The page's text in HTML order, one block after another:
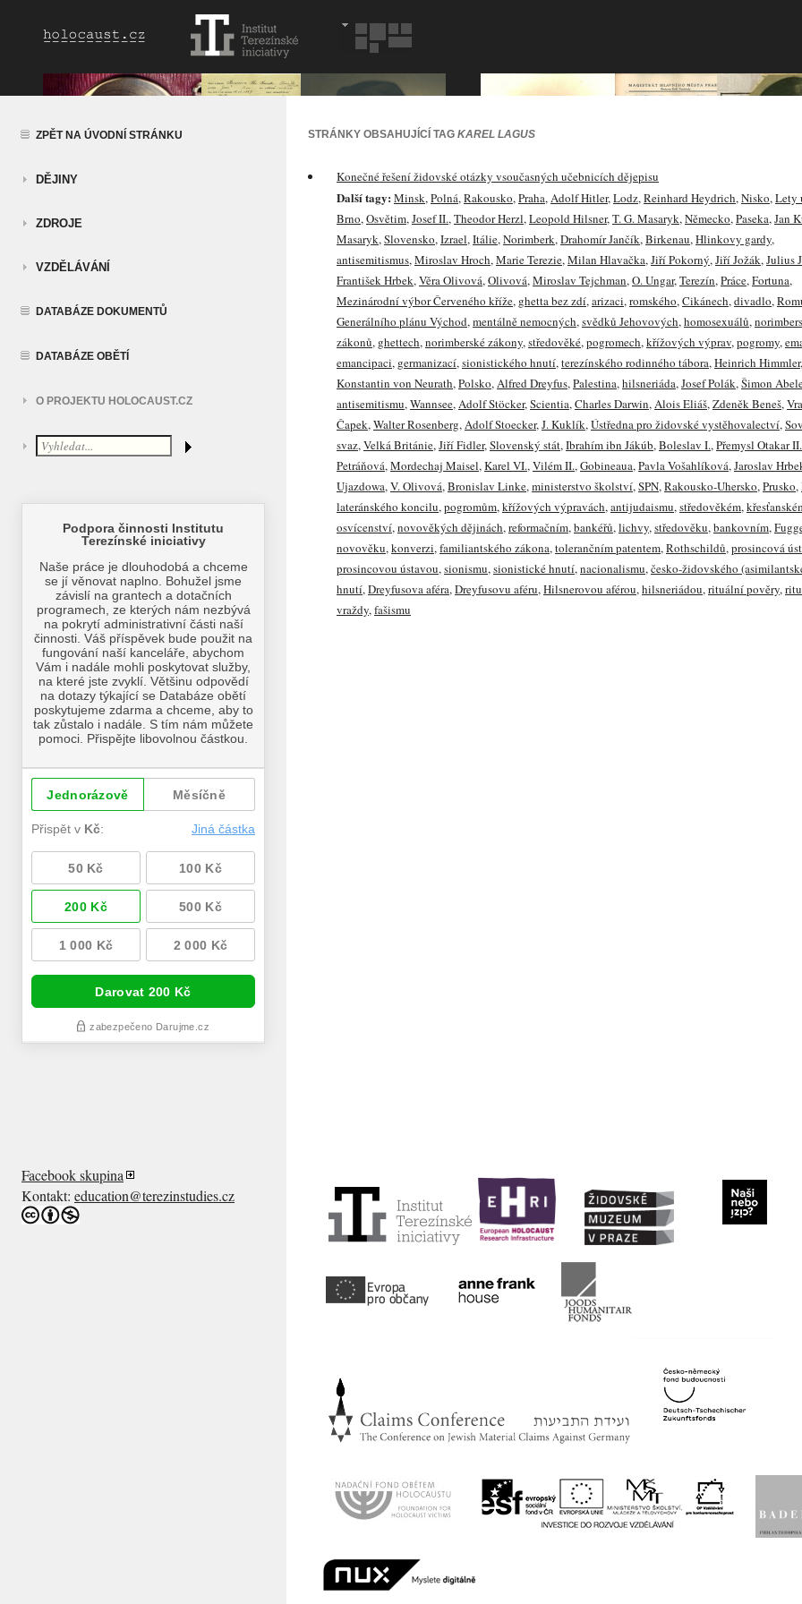
ZPĚT NA ÚVODNÍ STRÁNKU
DĚJINY
ZDROJE
VZDĚLÁVÁNÍ
DATABÁZE DOKUMENTŮ
DATABÁZE OBĚTÍ
O PROJEKTU HOLOCAUST.CZ
STRÁNKY OBSAHUJÍCÍ TAG KAREL LAGUS
Konečné řešení židovské otázky vsoučasných učebnicích dějepisu
Další tagy: Minsk,Polná,Rakousko,Praha,Adolf Hitler,Lodz,Reinhard Heydrich,Nisko,Lety
Brno,Osvětim,Josef II.,Theodor Herzl,Leopold Hilsner,T. G. Masaryk,Německo,Paseka,Jan
Masaryk,Slovensko,Izrael,Itálie,Norimberk,Drahomír Jančík,Birkenau,Hlinkovy gardy,
antisemitismus,Miroslav Hroch,Marie Terezie,Milan Hlavačka,Jiří Pokorný,Jiří Jožák,Julius
František Hrbek,Věra Olivová,Olivová,Miroslav Tejchman,O. Ungar,Terezín,Práce,Fortuna,
Mezinárodní výbor Červeného kříže, ghetta bez zdí,arizaci,romského,Cikánech,divadlo,
Generálního plánu Východ,mentálně nemocných,svědků Jehovových,homosexuálů,
zákonů, ghettech,norimberské zákony,středověké,pogromech,křížových výprav,pogromy,
emancipaci, germanizací,sionistického hnutí,terezínského rodinného tábora,Heinrich Himmler,
Konstantin von Neurath,Polsko,Alfred Dreyfus,Palestina,hilsneriáda,Josef Polák,Šimon
antisemitismu,Wannsee,Adolf Stöcker,Scientia,Charles Darwin,Alois Eliáš,Zdeněk Beneš,
Čapek,Walter Rosenberg,Adolf Stoecker,J. Kuklík,Ústředna pro židovské vystěhovalectví,
svaz,Velká Británie,Jiří Fidler,Slovenský stát,Ibrahím ibn Jákúb,Boleslav I.,Přemysl Otakar II.
Petráňová,Mordechaj Maisel,Karel VI.,Vilém II.,Gobineaua,Pavla Vošahlíková,Jaroslav
Ujazdowa,V. Olivová,Bronislav Linke,ministerstvo školství,SPN,Rakousko-Uhersko,Prusko,
lateránského koncilu,pogromům,křížových výpravách,antijudaismu,středověkém,
osvícenství,novověkých dějinách,reformačním,bankéřů,lichvy,středověku,bankovním,
novověku,konverzi,familiantského zákona,tolerančním patentem,Rothschildů,prosincová
prosincovou ústavou,sionismu,sionistické hnutí,nacionalismu,česko-židovského
hnutí,Dreyfusova aféra,Dreyfusovu aféru,Hilsnerovou aférou,hilsneriádou,rituální pověry,
vraždy,fašismu
Facebook skupina
Kontakt: education@terezinstudies.cz